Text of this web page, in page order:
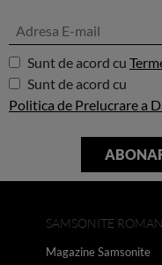
Sunt de acord cu
Sunt de acord cu
Politica de Prelucrare a
SAMSONITE
Magazine Samsonite